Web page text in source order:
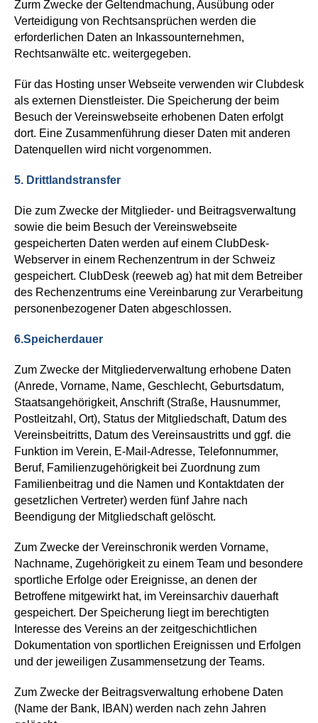
Zurm Zwecke der Geltendmachung, Ausübung oder
Verteidigung von Rechtsansprüchen werden die
erforderlichen Daten an Inkassounternehmen,
Rechtsanwälte etc. weitergegeben.
Für das Hosting unser Webseite verwenden wir Clubdesk
als externen Dienstleister. Die Speicherung der beim
Besuch der Vereinswebseite erhobenen Daten erfolgt
dort. Eine Zusammenführung dieser Daten mit anderen
Datenquellen wird nicht vorgenommen.
5. Drittlandstransfer
Die zum Zwecke der Mitglieder- und Beitragsverwaltung
sowie die beim Besuch der Vereinswebseite
gespeicherten Daten werden auf einem ClubDesk-
Webserver in einem Rechenzentrum in der Schweiz
gespeichert. ClubDesk (reeweb ag) hat mit dem Betreiber
des Rechenzentrums eine Vereinbarung zur Verarbeitung
personenbezogener Daten abgeschlossen.
6.Speicherdauer
Zum Zwecke der Mitgliederverwaltung erhobene Daten
(Anrede, Vorname, Name, Geschlecht, Geburtsdatum,
Staatsangehörigkeit, Anschrift (Straße, Hausnummer,
Postleitzahl, Ort), Status der Mitgliedschaft, Datum des
Vereinsbeitritts, Datum des Vereinsaustritts und ggf. die
Funktion im Verein, E-Mail-Adresse, Telefonnummer,
Beruf, Familienzugehörigkeit bei Zuordnung zum
Familienbeitrag und die Namen und Kontaktdaten der
gesetzlichen Vertreter) werden fünf Jahre nach
Beendigung der Mitgliedschaft gelöscht.
Zum Zwecke der Vereinschronik werden Vorname,
Nachname, Zugehörigkeit zu einem Team und besondere
sportliche Erfolge oder Ereignisse, an denen der
Betroffene mitgewirkt hat, im Vereinsarchiv dauerhaft
gespeichert. Der Speicherung liegt im berechtigten
Interesse des Vereins an der zeitgeschichtlichen
Dokumentation von sportlichen Ereignissen und Erfolgen
und der jeweiligen Zusammensetzung der Teams.
Zum Zwecke der Beitragsverwaltung erhobene Daten
(Name der Bank, IBAN) werden nach zehn Jahren